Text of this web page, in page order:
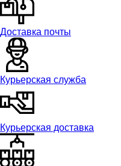
Доставка почты
Курьерская служба
Курьерская доставка